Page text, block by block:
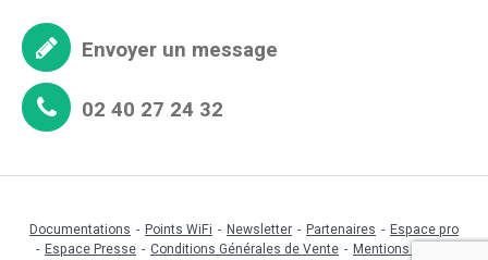
Envoyer un message
02 40 27 24 32
Documentations Points WiFi Newsletter Partenaires
Espace pro
Espace Presse
Conditions Générales de Vente
Mentions légales